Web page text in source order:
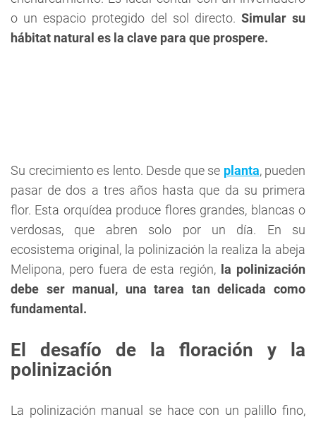
o un espacio protegido del sol directo. Simular su
hábitat natural es la clave para que prospere.
Su crecimiento es lento. Desde que se planta, pueden
pasar de dos a tres años hasta que da su primera
flor. Esta orquídea produce flores grandes, blancas o
verdosas, que abren solo por un día. En su
ecosistema original, la polinización la realiza la abeja
Melipona, pero fuera de esta región, la polinización
debe ser manual, una tarea tan delicada como
fundamental.
El desafío de la floración y la
polinización
La polinización manual se hace con un palillo fino,